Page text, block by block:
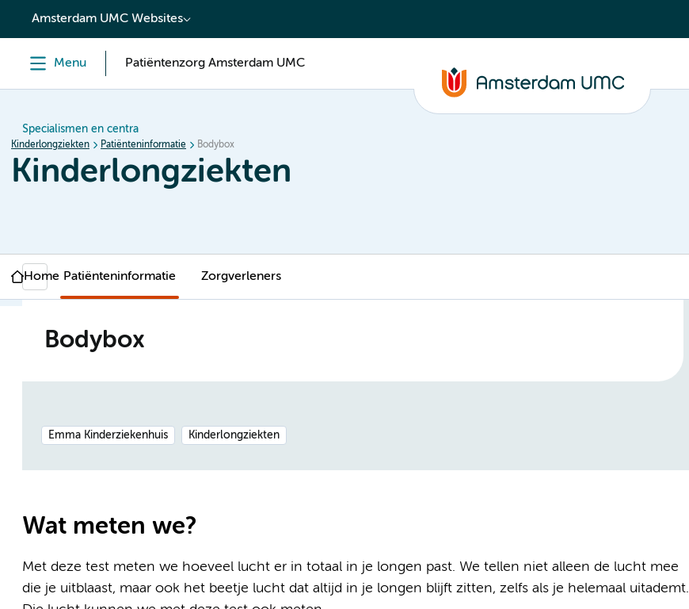
content
Amsterdam UMC Websites
Menu Patiëntenzorg Amsterdam UMC
Specialismen en centra
Kinderlongziekten Patiënteninformatie Bodybox
Kinderlongziekten
Home Patiënteninformatie Zorgverleners
Bodybox
Emma Kinderziekenhuis Kinderlongziekten
Wat meten we?
Met deze test meten we hoeveel lucht er in totaal in je longen past. We tellen niet alleen de lucht mee
die je uitblaast, maar ook het beetje lucht dat altijd in je longen blijft zitten, zelfs als je helemaal uitademt.